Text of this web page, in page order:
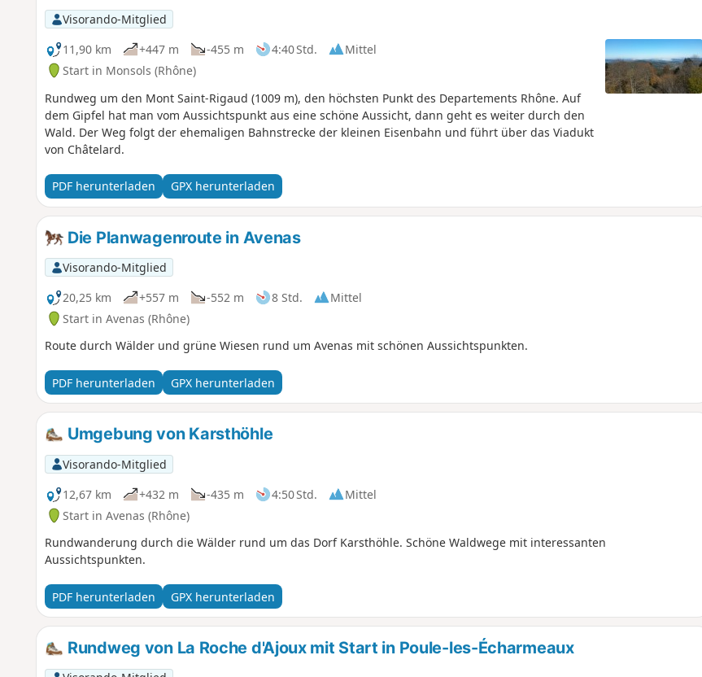
Visorando-Mitglied
11,90 km
+447 m -455 m 4:40 Std.
Mittel
Start in Monsols (Rhône)
Rundweg um den Mont Saint-Rigaud (1009 m), den höchsten Punkt des Departements Rhône. Auf
dem Gipfel hat man vom Aussichtspunkt aus eine schöne Aussicht, dann geht es weiter durch den
Wald. Der Weg folgt der ehemaligen Bahnstrecke der kleinen Eisenbahn und führt über das Viadukt
von Châtelard.
PDF herunterladen GPX herunterladen
Die Planwagenroute in Avenas
Visorando-Mitglied
20,25 km
+557 m -552 m 8 Std.
Mittel
Start in Avenas (Rhône)
Route durch Wälder und grüne Wiesen rund um Avenas mit schönen Aussichtspunkten.
PDF herunterladen GPX herunterladen
Umgebung von Karsthöhle
Visorando-Mitglied
12,67 km
+432 m -435 m 4:50 Std.
Mittel
Start in Avenas (Rhône)
Rundwanderung durch die Wälder rund um das Dorf Karsthöhle. Schöne Waldwege mit interessanten
Aussichtspunkten.
PDF herunterladen GPX herunterladen
Rundweg von La Roche d'Ajoux mit Start in Poule-les-Écharmeaux